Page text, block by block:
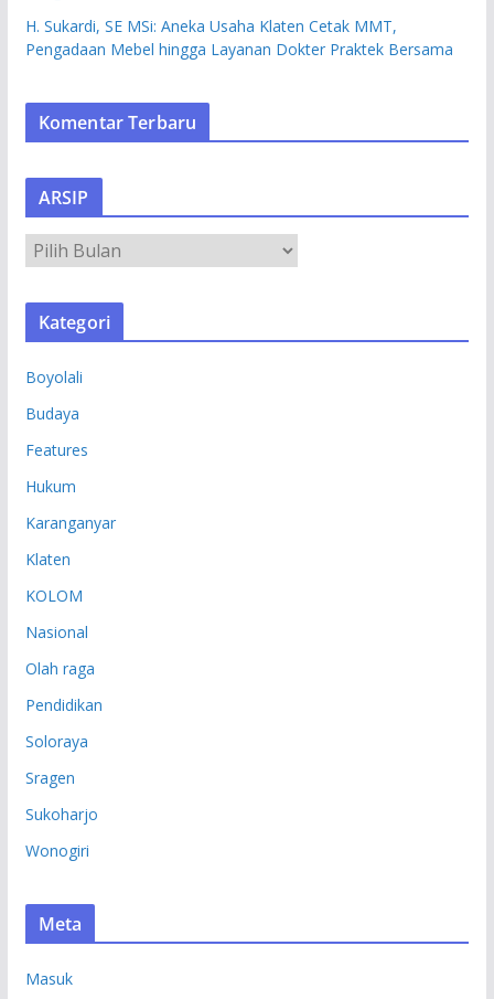
H. Sukardi, SE MSi: Aneka Usaha Klaten Cetak MMT,
Pengadaan Mebel hingga Layanan Dokter Praktek Bersama
Komentar Terbaru
ARSIP
R
S
Kategori
Boyolali
Budaya
Features
Hukum
Karanganyar
Klaten
KOLOM
Nasional
Olah raga
Pendidikan
Soloraya
Sragen
Sukoharjo
Wonogiri
Meta
Masuk